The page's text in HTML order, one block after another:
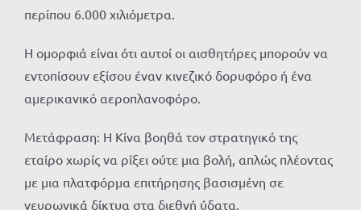
περίπου 6.000 χιλιόμετρα.
Η ομορφιά είναι ότι αυτοί οι αισθητήρες μπορούν να
εντοπίσουν εξίσου έναν κινεζικό δορυφόρο ή ένα
αμερικανικό αεροπλανοφόρο.
Μετάφραση: Η Κίνα βοηθά τον στρατηγικό της
εταίρο χωρίς να ρίξει ούτε μια βολή, απλώς πλέοντας
με μια πλατφόρμα επιτήρησης βασισμένη σε
νευρωνικά δίκτυα στα διεθνή ύδατα.